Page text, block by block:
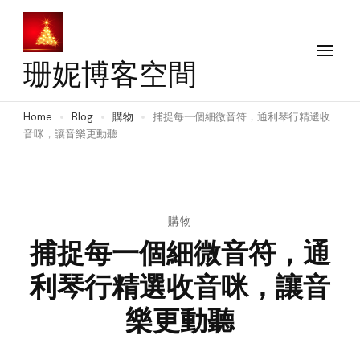
Skip
content
(Press
Enter)
珊妮博客空間
Home Blog 購物
捕捉每一個細微音符，通利琴行精選收
音咪，讓音樂更動聽
購物
捕捉每一個細微音符，通
利琴行精選收音咪，讓音
樂更動聽